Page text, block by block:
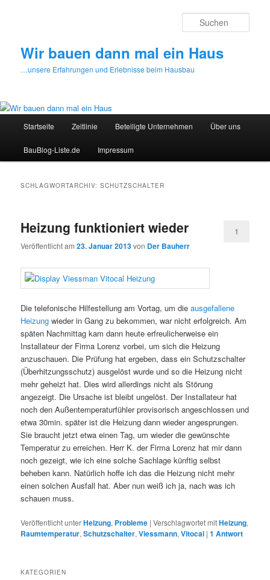
Wir bauen dann mal ein Haus
…unsere Erfahrungen und Erlebnisse beim Hausbau
Startseite Zeitlinie Beteiligte Unternehmen Über uns
BauBlog-Liste.de Impressum
SCHLAGWORTARCHIV:SCHUTZSCHALTER
Heizung funktioniert wieder
Veröffentlicht am23. Januar 2013von Der Bauherr
1
Die telefonische Hilfestellung am Vortag, um dieausgefallene
Heizung wieder in Gang zu bekommen, war nicht erfolgreich. Am
späten Nachmittag kam dann heute erfreulicherweise ein
Installateur der Firma Lorenz vorbei, um sich die Heizung
anzuschauen. Die Prüfung hat ergeben, dass ein Schutzschalter
(Überhitzungsschutz) ausgelöst wurde und so die Heizung nicht
mehr geheizt hat. Dies wird allerdings nicht als Störung
angezeigt. Die Ursache ist bleibt ungelöst. Der Installateur hat
noch den Außentemperaturfühler provisorisch angeschlossen und
etwa 30min. später ist die Heizung dann wieder angesprungen.
Sie braucht jetzt etwa einen Tag, um wieder die gewünschte
Temperatur zu erreichen. Herr K. der Firma Lorenz hat mir dann
noch gezeigt, wie ich eine solche Sachlage künftig selbst
beheben kann. Natürlich hoffe ich das die Heizung nicht mehr
einen solchen Ausfall hat. Aber nun weiß ich ja, nach was ich
schauen muss.
Veröffentlicht unterHeizung, Probleme |Verschlagwortet mitHeizung,
Raumtemperatur,Schutzschalter,Viessmann,Vitocal |1 Antwort
KATEGORIEN